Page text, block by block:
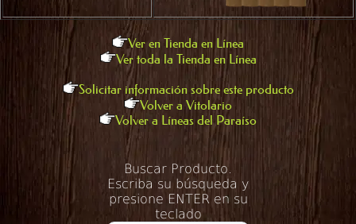
Ver en Tienda en Línea
Ver toda la Tienda en Línea
Solicitar información sobre este producto
Volver a Vitolario
Volver a Líneas del Paraíso
Buscar Producto.
Escriba su búsqueda y
presione ENTER en su
teclado